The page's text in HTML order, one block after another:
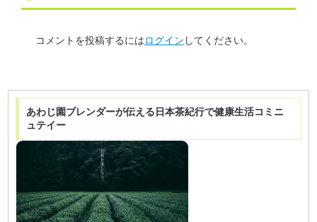
コメントを投稿するにはログイン してください。
あわじ園ブレンダーが伝える日本茶紀行で健康生活コミニ
ュテイー